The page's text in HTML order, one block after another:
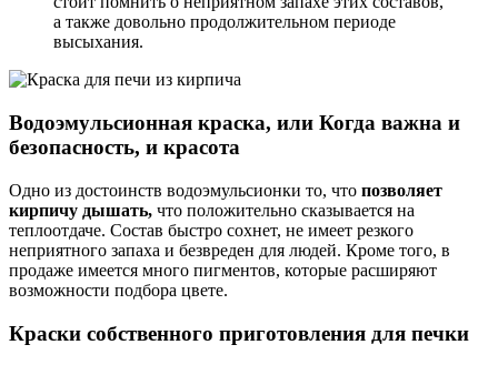
а также довольно продолжительном периоде
высыхания.
Водоэмульсионная краска, или Когда важна и
безопасность, и красота
Одно из достоинств водоэмульсионки то, что позволяет
кирпичу дышать, что положительно сказывается на
теплоотдаче. Состав быстро сохнет, не имеет резкого
неприятного запаха и безвреден для людей. Кроме того, в
продаже имеется много пигментов, которые расширяют
возможности подбора цвете.
Краски собственного приготовления для печки